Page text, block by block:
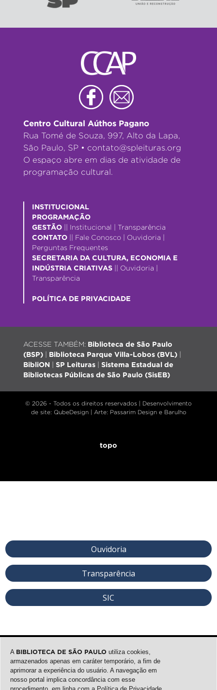
Centro Cultural Aúthos Pagano
Rua Tomé de Souza, 997, Alto da Lapa,
São Paulo, SP • contato@spleituras.org
O espaço abre em dias de atividade de
programação cultural.
INSTITUCIONAL
PROGRAMAÇÃO
GESTÃO
Institucional
Transparência
CONTATO
Fale Conosco Ouvidoria
Perguntas Frequentes
SECRETARIA DA CULTURA, ECONOMIA E
INDÚSTRIA CRIATIVAS
Ouvidoria
Transparência
POLÍTICA DE PRIVACIDADE
ACESSE TAMBÉM: Biblioteca de São Paulo
(BSP)
Biblioteca Parque Villa-Lobos (BVL)
BibliON
SP Leituras
Sistema Estadual de
Bibliotecas Públicas de São Paulo (SisEB)
© 2026 - Todos os direitos reservados | Desenvolvimento
de site: QubeDesign | Arte: Passarim Design e Barulho
topo
Ouvidoria
Transparência
SIC
A BIBLIOTECA DE SÃO PAULO utiliza cookies,
armazenados apenas em caráter temporário, a fim de
aprimorar a experiência do usuário. A navegação em
nosso portal implica concordância com esse